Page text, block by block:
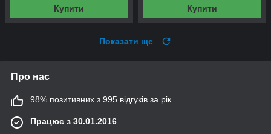
Купити Купити
Показати ще
Про нас
98% позитивних з 995 відгуків за рік
Працює з 30.01.2016